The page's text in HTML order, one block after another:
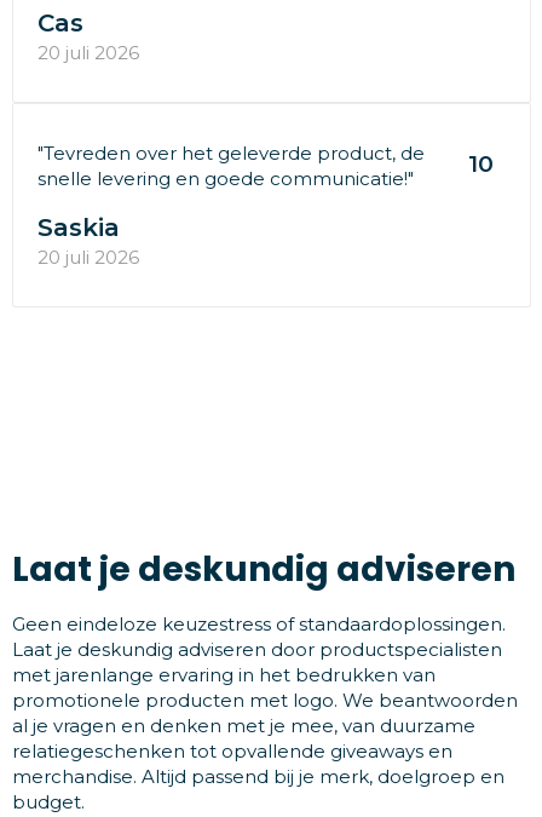
Cas
20 juli 2026
"Tevreden over het geleverde product, de
snelle levering en goede communicatie!"
10
Saskia
20 juli 2026
Laat je deskundig adviseren
Geen eindeloze keuzestress of standaardoplossingen.
Laat je deskundig adviseren door productspecialisten
met jarenlange ervaring in het bedrukken van
promotionele producten met logo. We beantwoorden
al je vragen en denken met je mee, van duurzame
relatiegeschenken tot opvallende giveaways en
merchandise. Altijd passend bij je merk, doelgroep en
budget.